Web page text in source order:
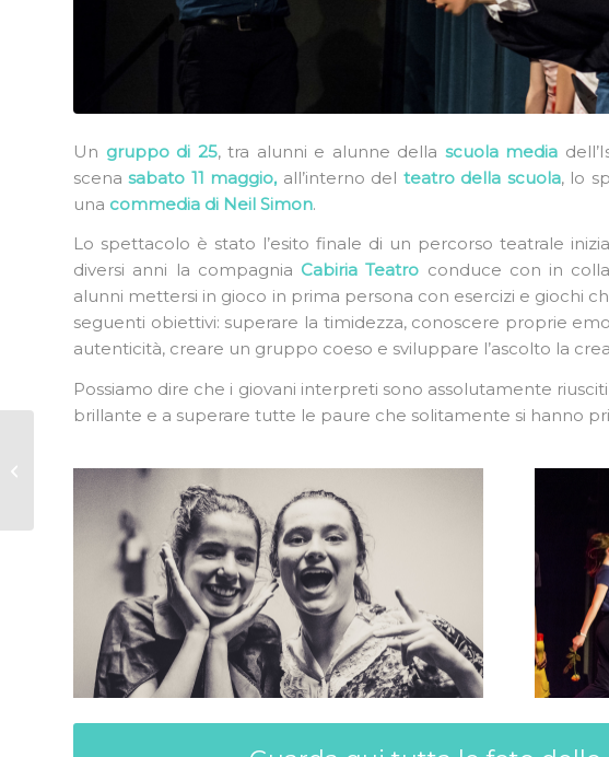
Un gruppo di 25, tra alunni e alunne della scuola media
scenasabato 11 maggio,all’interno del teatro della scuola, lo
una commedia di Neil Simon.
Lo spettacolo è stato l’esito finale di un percorso teatrale
diversi anni la compagnia Cabiria Teatro conduce con in
alunni mettersi in gioco in prima persona con esercizi e giochi
seguenti obiettivi: superare la timidezza, conoscere proprie
autenticità, creare un gruppo coeso e sviluppare l’ascolto la
Possiamo dire che i giovani interpreti sono assolutamente
brillante e a superare tutte le paure che solitamente si hanno
genitori della scuola